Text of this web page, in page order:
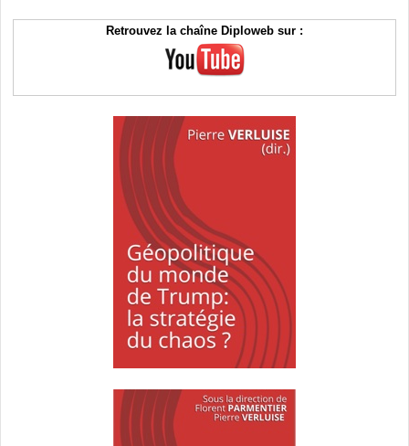
Retrouvez la chaîne Diploweb sur :